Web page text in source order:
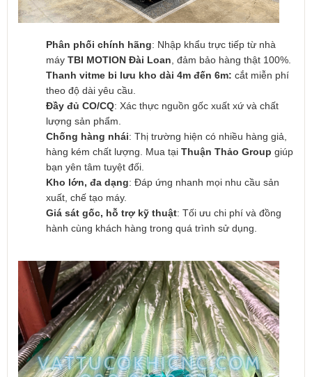
Phân phối chính hãng: Nhập khẩu trực tiếp từ nhà
máy TBI MOTION Đài Loan , đảm bảo hàng thật 100%.
Thanh vitme bi lưu kho dài 4m đến 6m: cắt miễn phí
theo độ dài yêu cầu.
Đầy đủ CO/CQ: Xác thực nguồn gốc xuất xứ và chất
lượng sản phẩm.
Chống hàng nhái: Thị trường hiện có nhiều hàng giả,
hàng kém chất lượng. Mua tại Thuận Thảo Group giúp
bạn yên tâm tuyệt đối.
Kho lớn, đa dạng: Đáp ứng nhanh mọi nhu cầu sản
xuất, chế tạo máy.
Giá sát gốc, hỗ trợ kỹ thuật: Tối ưu chi phí và đồng
hành cùng khách hàng trong quá trình sử dụng.